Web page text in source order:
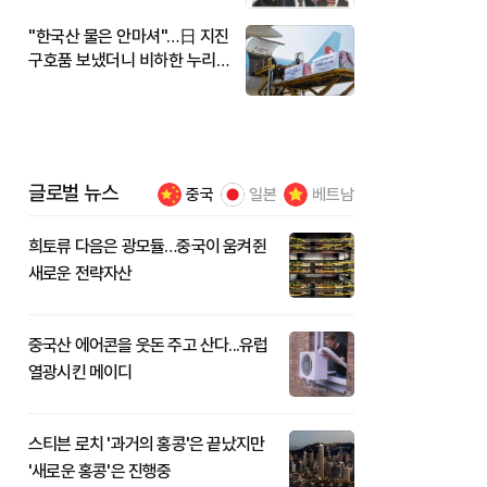
"한국산 물은 안마셔"…日 지진
구호품 보냈더니 비하한 누리
글로벌 뉴스 중국 일본 베트남
희토류 다음은 광모듈…중국이 움켜쥔
새로운 전략자산
중국산 에어콘을 웃돈 주고 산다...유럽
열광시킨 메이디
스티븐 로치 '과거의 홍콩'은 끝났지만
'새로운 홍콩'은 진행중